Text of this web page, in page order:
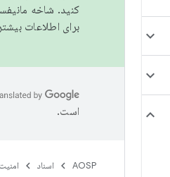
کنید. شاخه
برای اطلاعات
است.
AOSP اسناد امنیت